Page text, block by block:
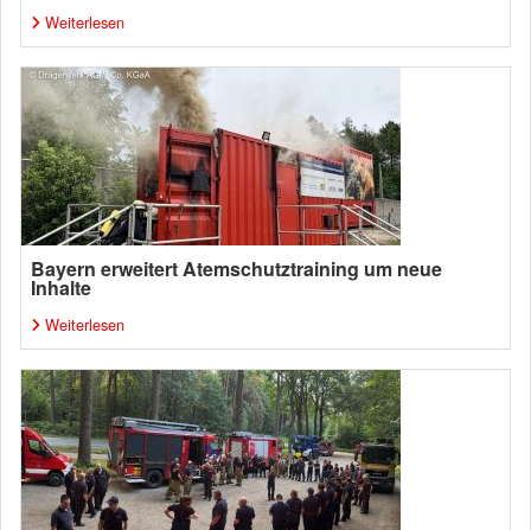
Weiterlesen
Bayern erweitert Atemschutztraining um neue
Inhalte
Weiterlesen